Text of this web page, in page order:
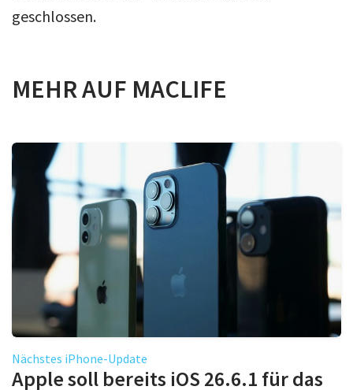
geschlossen.
MEHR AUF MACLIFE
Nächstes iPhone-Update
Apple soll bereits iOS 26.6.1 für das